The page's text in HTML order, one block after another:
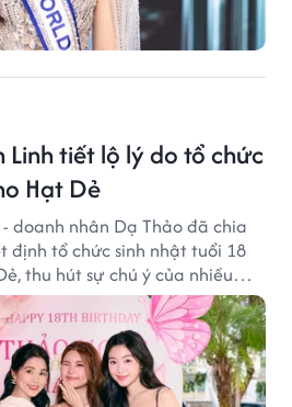
Linh tiết lộ lý do tổ chức
Hạt Dẻ
doanh nhân Dạ Thảo đã chia
định tổ chức sinh nhật tuổi 18
thu hút sự chú ý của nhiều